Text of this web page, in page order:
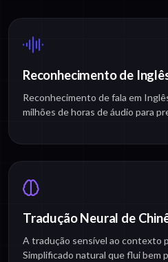
Reconhecimento de
Reconhecimento de fala em
milhões de horas de áudio para
Tradução Neural de
A tradução sensível ao contexto
Simplificado natural que flui bem